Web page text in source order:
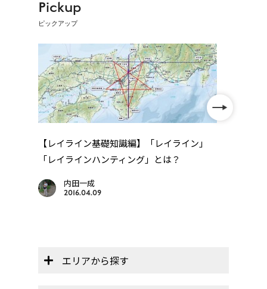
Pickup
ピックアップ
【レイライン基礎知識編】「レイライン」
「レイラインハンティング」とは？
内田一成
2016.04.09
エリアから探す